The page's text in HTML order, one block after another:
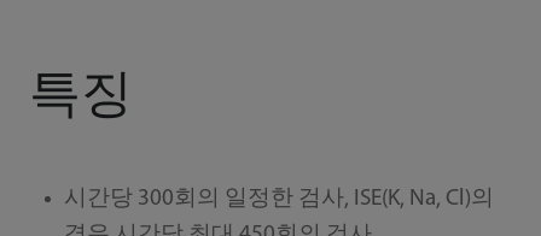
특징
시간당 300회의 일정한 검사, ISE(K, Na, Cl)의